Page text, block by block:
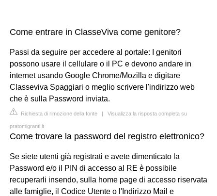
Come entrare in ClasseViva come genitore?
Passi da seguire per accedere al portale: I genitori
possono usare il cellulare o il PC e devono andare in
internet usando Google Chrome/Mozilla e digitare
Classeviva Spaggiari o meglio scrivere l'indirizzo web
che è sulla Password inviata.
Richiesta di rimozione della fonte | Visualizza la risposta completa su
pratomigranti.it
Come trovare la password del registro elettronico?
Se siete utenti già registrati e avete dimenticato la
Password e/o il PIN di accesso al RE è possibile
recuperarli insendo, sulla home page di accesso riservata
alle famiglie, il Codice Utente o l'Indirizzo Mail e